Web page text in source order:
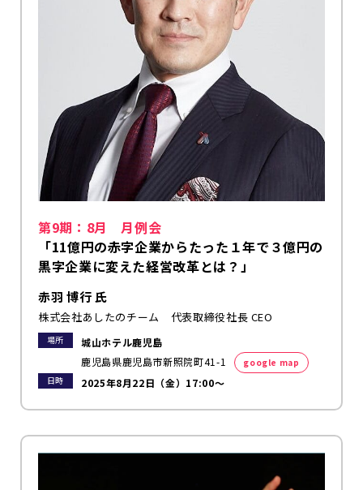
第9期：8月 月例会
「11億円の赤字企業からたった１年で３億円の
黒字企業に変えた経営改革とは？」
赤羽 博行 氏
株式会社あしたのチーム 代表取締役社長 CEO
場所
城山ホテル鹿児島
鹿児島県鹿児島市新照院町41-1
google map
日時
2025年8月22日（金）17:00～